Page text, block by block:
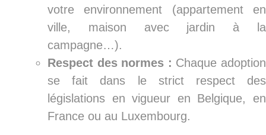
votre environnement (appartement en
ville, maison avec jardin à la
campagne…).
Respect des normes : Chaque adoption
se fait dans le strict respect des
législations en vigueur en Belgique, en
France ou au Luxembourg.